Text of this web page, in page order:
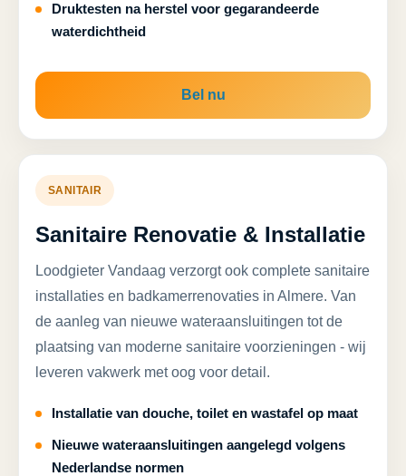
Druktesten na herstel voor gegarandeerde
waterdichtheid
Bel nu
SANITAIR
Sanitaire Renovatie & Installatie
Loodgieter Vandaag verzorgt ook complete sanitaire
installaties en badkamerrenovaties in Almere. Van
de aanleg van nieuwe wateraansluitingen tot de
plaatsing van moderne sanitaire voorzieningen - wij
leveren vakwerk met oog voor detail.
Installatie van douche, toilet en wastafel op maat
Nieuwe wateraansluitingen aangelegd volgens
Nederlandse normen